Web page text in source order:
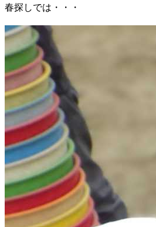
春探しでは・・・